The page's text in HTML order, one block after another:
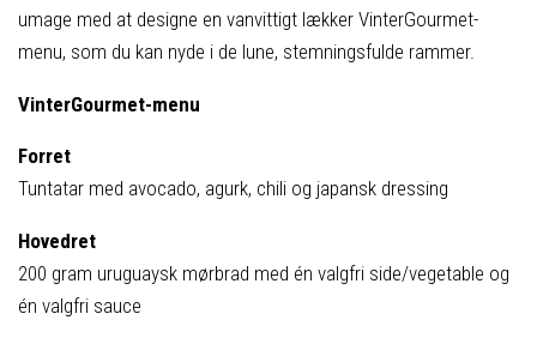
umage med at designe en vanvittigt lækker VinterGourmet-
menu, som du kan nyde i de lune, stemningsfulde rammer.
VinterGourmet-menu
Forret
Tuntatar med avocado, agurk, chili og japansk dressing
Hovedret
200 gram uruguaysk mørbrad med én valgfri side/vegetable og
én valgfri sauce